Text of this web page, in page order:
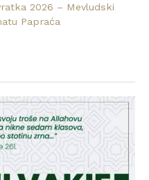
2026 – Mevludski
Papraća